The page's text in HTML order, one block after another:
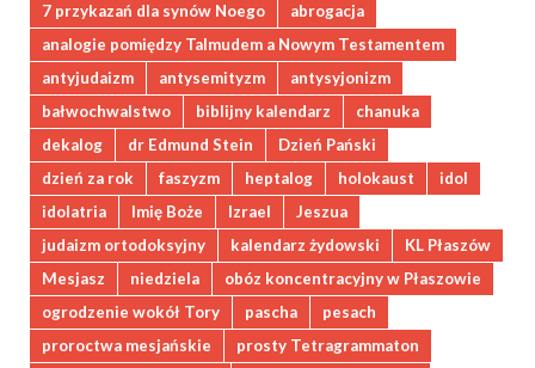
7 przykazań dla synów Noego
abrogacja
analogie pomiędzy Talmudem a Nowym Testamentem
antyjudaizm
antysemityzm
antysyjonizm
bałwochwalstwo
biblijny kalendarz
chanuka
dekalog
dr Edmund Stein
Dzień Pański
dzień za rok
faszyzm heptalog holokaust
idol
idolatria
Imię Boże Izrael
Jeszua
judaizm ortodoksyjny
kalendarz żydowski
KL Płaszów
Mesjasz
niedziela
obóz koncentracyjny w Płaszowie
ogrodzenie wokół Tory
pascha
pesach
proroctwa mesjańskie
prosty Tetragrammaton